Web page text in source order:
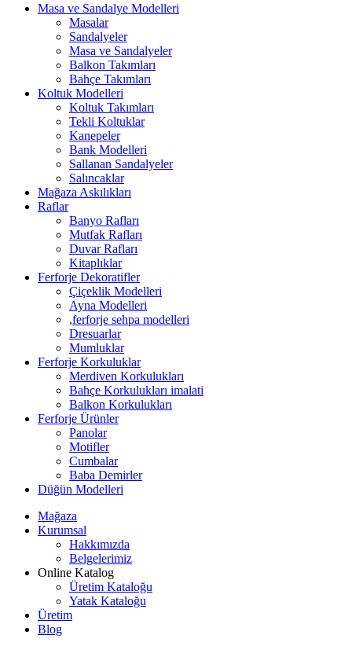
Masa ve Sandalye Modelleri
Masalar
Sandalyeler
Masa ve Sandalyeler
Balkon Takımları
Bahçe Takımları
Koltuk Modelleri
Koltuk Takımları
Tekli Koltuklar
Kanepeler
Bank Modelleri
Sallanan Sandalyeler
Salıncaklar
Mağaza Askılıkları
Raflar
Banyo Rafları
Mutfak Rafları
Duvar Rafları
Kitaplıklar
Ferforje Dekoratifler
Çiçeklik Modelleri
Ayna Modelleri
,ferforje sehpa modelleri
Dresuarlar
Mumluklar
Ferforje Korkuluklar
Merdiven Korkulukları
Bahçe Korkulukları imalati
Balkon Korkulukları
Ferforje Ürünler
Panolar
Motifler
Cumbalar
Baba Demirler
Düğün Modelleri
Mağaza
Kurumsal
Hakkımızda
Belgelerimiz
Online Katalog
Üretim Kataloğu
Yatak Kataloğu
Üretim
Blog